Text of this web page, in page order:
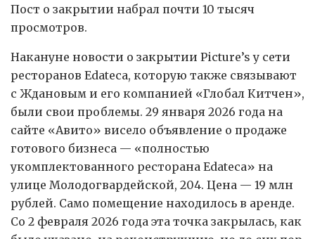
Пост о закрытии набрал почти 10 тысяч
просмотров.
Накануне новости о закрытии Picture’s у сети
ресторанов Edateca, которую также связывают
с Ждановым и его компанией «Глобал Китчен»,
были свои проблемы. 29 января 2026 года на
сайте «Авито» висело объявление о продаже
готового бизнеса — «полностью
укомплектованного ресторана Edateca» на
улице Молодогвардейской, 204. Цена — 19 млн
рублей. Само помещение находилось в аренде.
Со 2 февраля 2026 года эта точка закрылась, как